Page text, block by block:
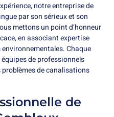
notre entreprise de
par son sérieux et son
mettons un point d’honneur
en associant expertise
Chaque
de professionnels
de canalisations
de